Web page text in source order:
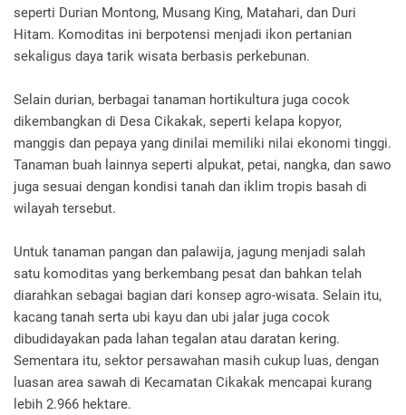
seperti Durian Montong, Musang King, Matahari, dan Duri
Hitam. Komoditas ini berpotensi menjadi ikon pertanian
sekaligus daya tarik wisata berbasis perkebunan.
Selain durian, berbagai tanaman hortikultura juga cocok
dikembangkan di Desa Cikakak, seperti kelapa kopyor,
manggis dan pepaya yang dinilai memiliki nilai ekonomi tinggi.
Tanaman buah lainnya seperti alpukat, petai, nangka, dan sawo
juga sesuai dengan kondisi tanah dan iklim tropis basah di
wilayah tersebut.
Untuk tanaman pangan dan palawija, jagung menjadi salah
satu komoditas yang berkembang pesat dan bahkan telah
diarahkan sebagai bagian dari konsep agro-wisata. Selain itu,
kacang tanah serta ubi kayu dan ubi jalar juga cocok
dibudidayakan pada lahan tegalan atau daratan kering.
Sementara itu, sektor persawahan masih cukup luas, dengan
luasan area sawah di Kecamatan Cikakak mencapai kurang
lebih 2.966 hektare.